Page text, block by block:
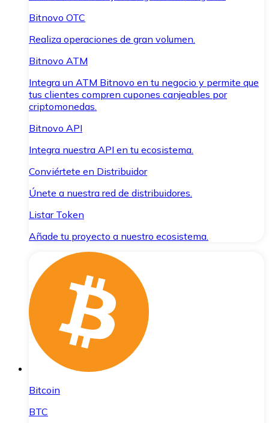
Bitnovo OTC
Realiza operaciones de gran volumen.
Bitnovo ATM
Integra un ATM Bitnovo en tu negocio y permite que
tus clientes compren cupones canjeables por
criptomonedas.
Bitnovo API
Integra nuestra API en tu ecosistema.
Conviértete en Distribuidor
Únete a nuestra red de distribuidores.
Listar Token
Añade tu proyecto a nuestro ecosistema.
Bitcoin
BTC